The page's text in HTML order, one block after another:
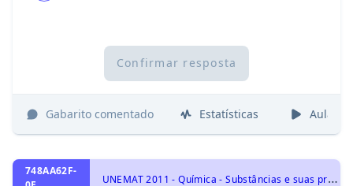
Confirmar resposta
Gabarito comentado Estatísticas Aulas
748AA62F-
U
NEMAT 2011 - Química - Substâncias e suas propriedades, Interações Atômicas: Geometria Molecular, Polaridade da ligação e da Molécula, Forças Intermoleculares e Número de Oxidação.